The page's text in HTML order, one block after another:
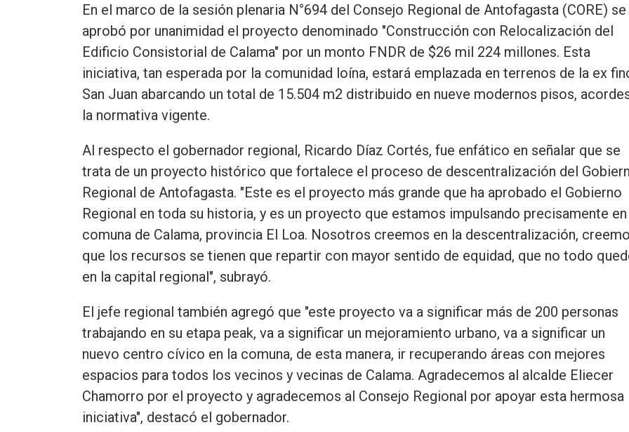
En el marco de la sesión plenaria N°694 del Consejo Regional de Antofagasta (CORE) se
aprobó por unanimidad el proyecto denominado "Construcción con Relocalización del
Edificio Consistorial de Calama" por un monto FNDR de $26 mil 224 millones. Esta
iniciativa, tan esperada por la comunidad loína, estará emplazada en terrenos de la ex
San Juan abarcando un total de 15.504 m2 distribuido en nueve modernos pisos,
la normativa vigente.
Al respecto el gobernador regional, Ricardo Díaz Cortés, fue enfático en señalar que se
trata de un proyecto histórico que fortalece el proceso de descentralización del
Regional de Antofagasta. "Este es el proyecto más grande que ha aprobado el Gobierno
Regional en toda su historia, y es un proyecto que estamos impulsando precisamente en
comuna de Calama, provincia El Loa. Nosotros creemos en la descentralización,
que los recursos se tienen que repartir con mayor sentido de equidad, que no todo
en la capital regional", subrayó.
El jefe regional también agregó que "este proyecto va a significar más de 200 personas
trabajando en su etapa peak, va a significar un mejoramiento urbano, va a significar un
nuevo centro cívico en la comuna, de esta manera, ir recuperando áreas con mejores
espacios para todos los vecinos y vecinas de Calama. Agradecemos al alcalde Eliecer
Chamorro por el proyecto y agradecemos al Consejo Regional por apoyar esta hermosa
iniciativa", destacó el gobernador.